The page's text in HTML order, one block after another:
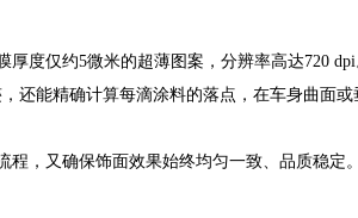
度仅约5微米的超薄图案，分辨率高达720
能精确计算每滴涂料的落点，在车身曲面或
，又确保饰面效果始终均匀一致、品质稳定。